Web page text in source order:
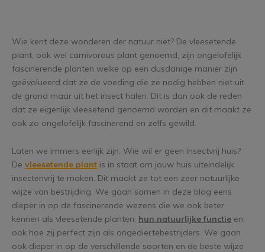
Wie kent deze wonderen der natuur niet? De vleesetende
plant, ook wel carnivorous plant genoemd, zijn ongelofelijk
fascinerende planten welke op een dusdanige manier zijn
geëvolueerd dat ze de voeding die ze nodig hebben niet uit
de grond maar uit het insect halen. Dit is dan ook de reden
dat ze eigenlijk vleesetend genoemd worden en dit maakt ze
ook zo ongelofelijk fascinerend en zelfs gewild.
Laten we immers eerlijk zijn. Wie wil er geen insectvrij huis?
De vleesetende plant is in staat om jouw huis uiteindelijk
insectenvrij te maken. Dit maakt ze tot een zeer natuurlijke
wijze van bestrijding. We gaan samen in deze blog eens
dieper in op de fascinerende wezens die we ook beter
kennen als vleesetende planten, hun natuurlijke functie en
ook hoe zij perfect zijn als ongediertebestrijders. We gaan
ook dieper in op de verschillende soorten en de beste wijze